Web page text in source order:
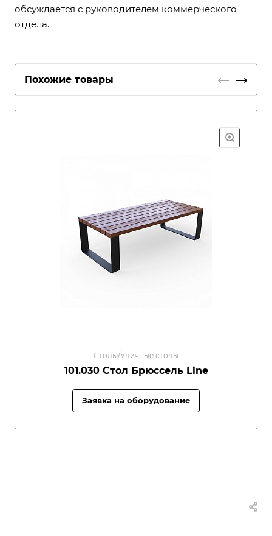
обсуждается с руководителем коммерческого
отдела.
Похожие товары
Столы/Уличные столы
101.030 Стол Брюссель Line
Заявка на оборудование